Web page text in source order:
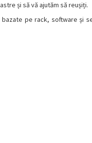
și să vă ajutăm să reușiți.
pe rack, software și